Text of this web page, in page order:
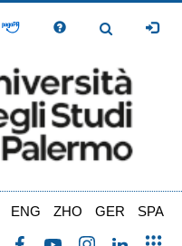
Toggle
ENG ZHO GER SPA